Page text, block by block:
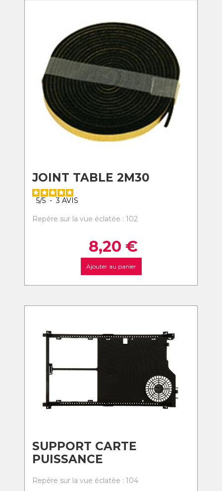
JOINT TABLE 2M30
5/5 - 3 AVIS
Repère sur la vue éclatée : 102
8,20 €
Ajouter au panier
SUPPORT CARTE
PUISSANCE
Repère sur la vue éclatée : 104